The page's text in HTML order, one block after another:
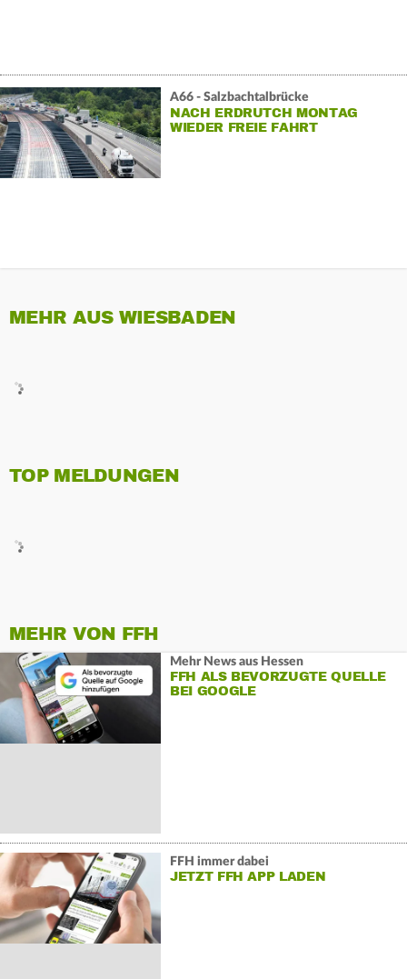
A66 - Salzbachtalbrücke
NACH ERDRUTCH MONTAG
WIEDER FREIE FAHRT
MEHR AUS WIESBADEN
TOP MELDUNGEN
MEHR VON FFH
Mehr News aus Hessen
FFH ALS BEVORZUGTE QUELLE
BEI GOOGLE
FFH immer dabei
JETZT FFH APP LADEN